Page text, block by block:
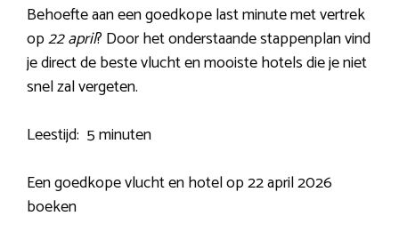
Behoefte aan een goedkope last minute met vertrek
op22 april? Door het onderstaande stappenplan vind
je direct de beste vlucht en mooiste hotels die je niet
snel zal vergeten.
Leestijd: 5 minuten
Een goedkope vlucht en hotel op 22 april 2026
boeken